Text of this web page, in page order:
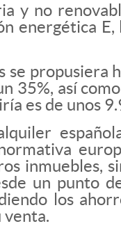
y no
energética
se propusiera
35%, así
es de unos
inmuebles,
un punto
los
venta.